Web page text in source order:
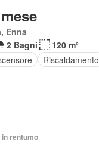
Enna
2 Bagni
120 m²
Riscaldamento
in rentumo